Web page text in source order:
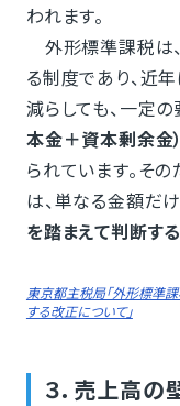
われます。
外形標準課税は
る制度であり、近
減らしても、一定
本金＋資本剰余金
られています。そ
は、単なる金額だけ
を踏まえて判断す
東京都主税局「外形標準
する改正について」
３．売上高